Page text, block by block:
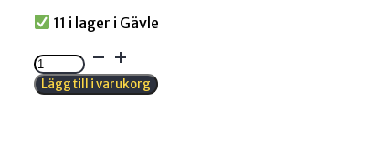
11 i lager
USB-
C
PDLägg till i varukorg